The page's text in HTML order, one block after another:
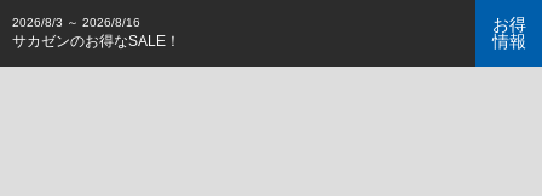
2026/8/3 ～ 2026/8/16
サカゼンのお得なSALE！
お得
情報